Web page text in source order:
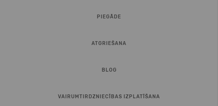
PIEGĀDE
ATGRIEŠANA
BLOG
VAIRUMTIRDZNIECĪBAS IZPLATĪŠANA